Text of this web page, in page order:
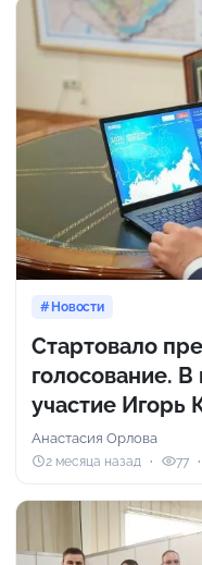
Новости
Стартовало
голосование.
участие Игорь
Анастасия Орлова
2 месяца назад 77